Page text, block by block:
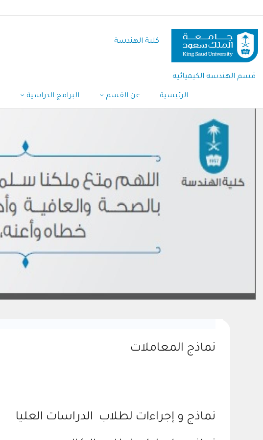
المحتوى
الرئيسي
كلية الهندسة
قسم الهندسة الكيميائية
الرئيسية عن القسم البرامج الدراسية
نماذج المعاملات
نماذج و إجراءات لطلاب الدراسات العليا